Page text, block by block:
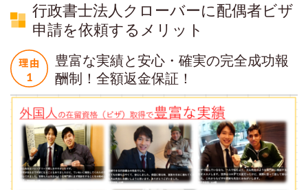
行政書士法人クローバーに配偶者ビザ
申請を依頼するメリット
豊富な実績と安心・確実の完全成功報
酬制！全額返金保証！